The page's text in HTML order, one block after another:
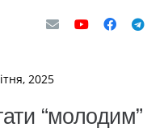
2025
“молодим”